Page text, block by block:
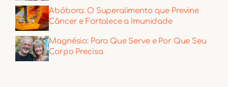
Abóbora: O Superalimento que Previne
Câncer e Fortalece a Imunidade
Magnésio: Para Que Serve e Por Que Seu
Corpo Precisa